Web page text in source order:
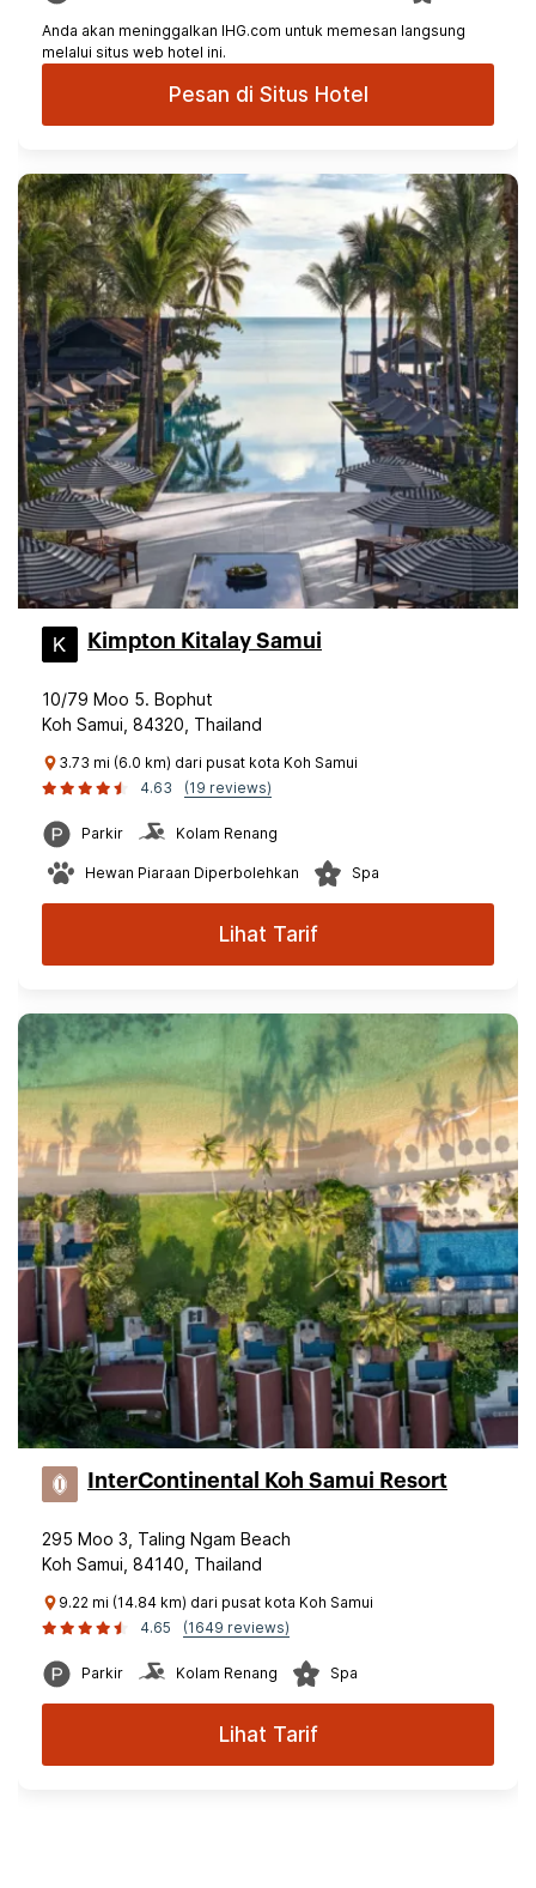
Anda akan meninggalkan IHG.com untuk memesan langsung
melalui situs web hotel ini.
Pesan di Situs Hotel
Kimpton Kitalay Samui
10/79 Moo 5. Bophut
Koh Samui, 84320, Thailand
3.73 mi (6.0 km) dari pusat kota Koh Samui
4.63
(19 reviews)
Parkir Kolam Renang
Hewan Piaraan Diperbolehkan Spa
Lihat Tarif
InterContinental Koh Samui Resort
295 Moo 3, Taling Ngam Beach
Koh Samui, 84140, Thailand
9.22 mi (14.84 km) dari pusat kota Koh Samui
4.65
(1649 reviews)
Parkir Kolam Renang Spa
Lihat Tarif